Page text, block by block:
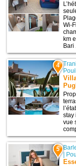
Wi-
km
Bari
4 Trani
stay
vue
5
|